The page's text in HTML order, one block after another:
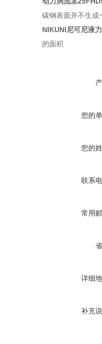
碳钢表面并不生成
NIKUNI尼可尼液
的面积
您的
您的
联系
常用
详细
补充